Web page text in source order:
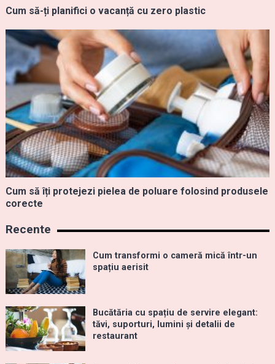
Cum să-ți planifici o vacanță cu zero plastic
Cum să îți protejezi pielea de poluare folosind produsele
corecte
Recente
Cum transformi o cameră mică într-un
spațiu aerisit
Bucătăria cu spațiu de servire elegant:
tăvi, suporturi, lumini și detalii de
restaurant